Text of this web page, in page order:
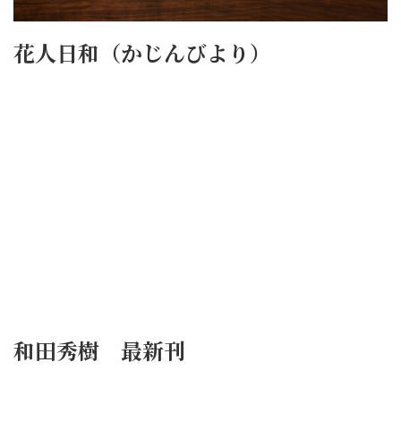
花人日和（かじんびより）
和田秀樹 最新刊